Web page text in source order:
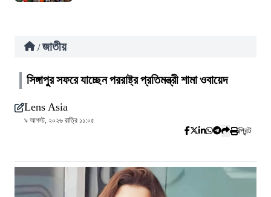
/ জাতীয়
সিঙ্গাপুর সফরে যাচ্ছেন পররাষ্ট্র প্রতিমন্ত্রী শামা ওবায়েদ
Lens Asia
৯ আগস্ট, ২০২৬ রাত্রি ১১:০৫
প্রিন্ট